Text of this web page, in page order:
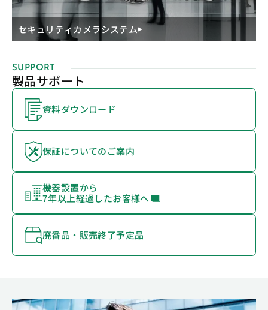
セキュリティカメラシステム
SUPPORT
製品サポート
資料ダウンロード
保証についてのご案内
機器設置から
7年以上経過したお客様へ
廃番品・販売終了予定品